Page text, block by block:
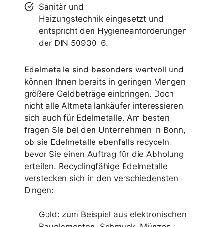
Sanitär und
Heizungstechnik eingesetzt und
entspricht den Hygieneanforderungen
der DIN 50930-6.
Edelmetalle sind besonders wertvoll und
können Ihnen bereits in geringen Mengen
größere Geldbeträge einbringen. Doch
nicht alle Altmetallankäufer interessieren
sich auch für Edelmetalle. Am besten
fragen Sie bei den Unternehmen in Bonn,
ob sie Edelmetalle ebenfalls recyceln,
bevor Sie einen Auftrag für die Abholung
erteilen. Recyclingfähige Edelmetalle
verstecken sich in den verschiedensten
Dingen:
Gold: zum Beispiel aus elektronischen